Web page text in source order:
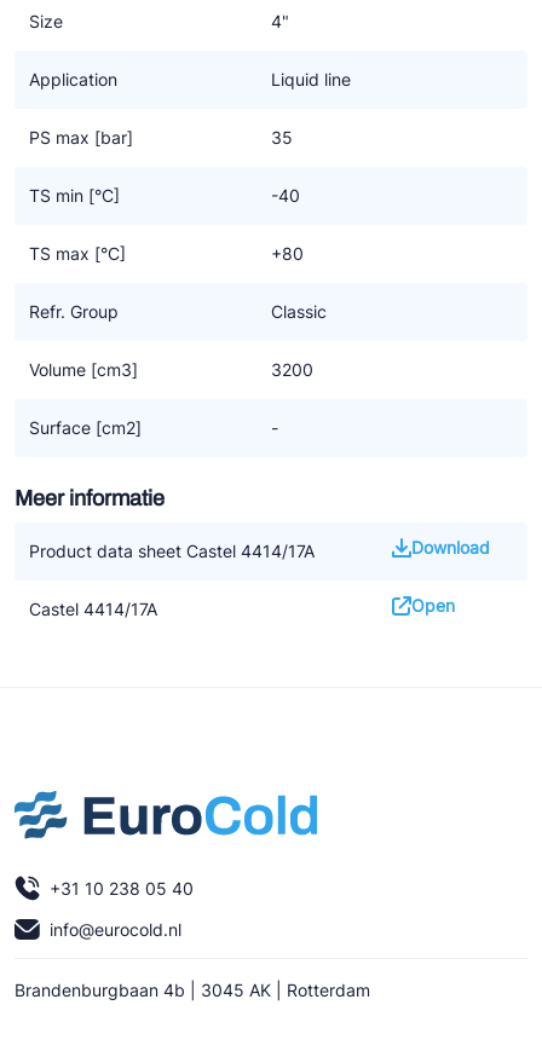
Size 4"
Application Liquid line
PS max [bar] 35
TS min [°C] -40
TS max [°C] +80
Refr. Group Classic
Volume [cm3] 3200
Surface [cm2] -
Meer informatie
Product data sheet Castel 4414/17A Download
Castel 4414/17A Open
+31 10 238 05 40
info@eurocold.nl
Brandenburgbaan 4b | 3045 AK | Rotterdam